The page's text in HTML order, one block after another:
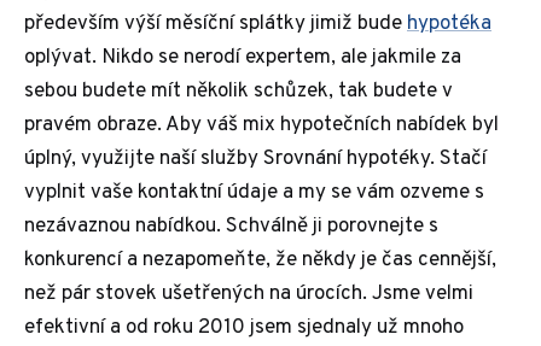
především výší měsíční splátky jimiž budehypotéka
oplývat. Nikdo se nerodí expertem, ale jakmile za
sebou budete mít několik schůzek, tak budete v
pravém obraze. Aby váš mix hypotečních nabídek byl
úplný, využijte naší služby Srovnání hypotéky. Stačí
vyplnit vaše kontaktní údaje a my se vám ozveme s
nezávaznou nabídkou. Schválně ji porovnejte s
konkurencí a nezapomeňte, že někdy je čas cennější,
než pár stovek ušetřených na úrocích. Jsme velmi
efektivní a od roku 2010 jsem sjednaly už mnoho